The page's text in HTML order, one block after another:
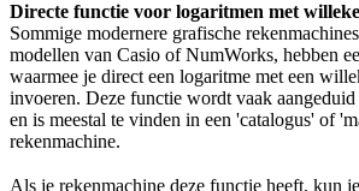
Directe functie voor logaritmen met
Sommige modernere grafische
modellen van Casio of NumWorks, hebben
waarmee je direct een logaritme met een
invoeren. Deze functie wordt vaak aangeduid
en is meestal te vinden in een 'catalogus' of
rekenmachine.
Als je rekenmachine deze functie heeft, kun